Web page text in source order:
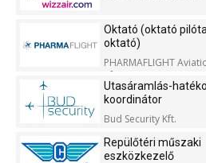
Oktató (oktató
oktató)
PHARMAFLIGHT
Kft.
Utasáramlás-
koordinátor
Bud Security Kft.
Repülőtéri műszaki
eszközkezelő